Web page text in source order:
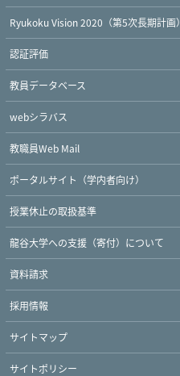
Ryukoku Vision 2020（第5次長期計画）
認証評価
教員データベース
webシラバス
教職員Web Mail
ポータルサイト（学内者向け）
授業休止の取扱基準
龍谷大学への支援（寄付）について
資料請求
採用情報
サイトマップ
サイトポリシー